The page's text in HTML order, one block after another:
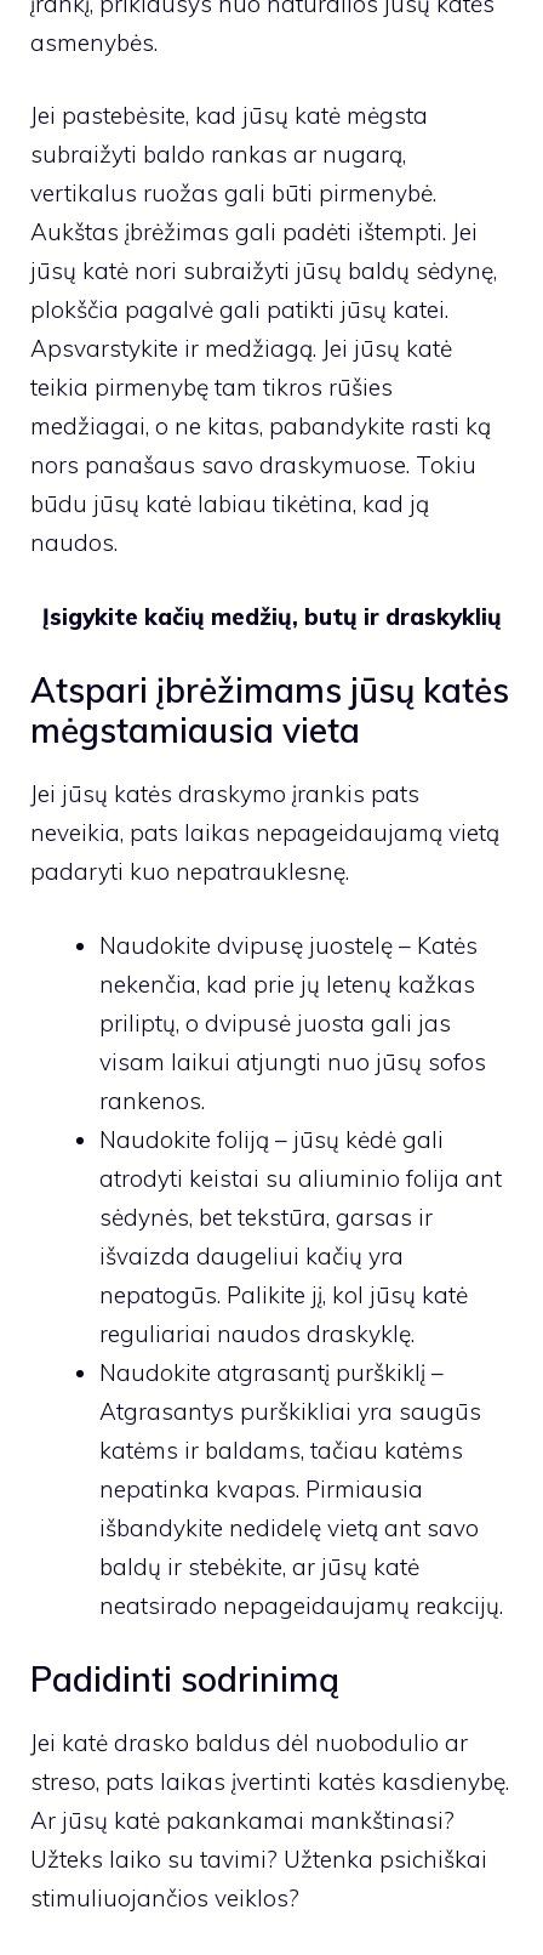
asmenybės.
Jei pastebėsite, kad jūsų katė mėgsta
subraižyti baldo rankas ar nugarą,
vertikalus ruožas gali būti pirmenybė.
Aukštas įbrėžimas gali padėti ištempti. Jei
jūsų katė nori subraižyti jūsų baldų sėdynę,
plokščia pagalvė gali patikti jūsų katei.
Apsvarstykite ir medžiagą. Jei jūsų katė
teikia pirmenybę tam tikros rūšies
medžiagai, o ne kitas, pabandykite rasti ką
nors panašaus savo draskymuose. Tokiu
būdu jūsų katė labiau tikėtina, kad ją
naudos.
Įsigykite kačių medžių, butų ir draskyklių
Atspari įbrėžimams jūsų katės
mėgstamiausia vieta
Jei jūsų katės draskymo įrankis pats
neveikia, pats laikas nepageidaujamą vietą
padaryti kuo nepatrauklesnę.
Naudokite dvipusę juostelę – Katės
nekenčia, kad prie jų letenų kažkas
priliptų, o dvipusė juosta gali jas
visam laikui atjungti nuo jūsų sofos
rankenos.
Naudokite foliją – jūsų kėdė gali
atrodyti keistai su aliuminio folija ant
sėdynės, bet tekstūra, garsas ir
išvaizda daugeliui kačių yra
nepatogūs. Palikite jį, kol jūsų katė
reguliariai naudos draskyklę.
Naudokite atgrasantį purškiklį –
Atgrasantys purškikliai yra saugūs
katėms ir baldams, tačiau katėms
nepatinka kvapas. Pirmiausia
išbandykite nedidelę vietą ant savo
baldų ir stebėkite, ar jūsų katė
neatsirado nepageidaujamų reakcijų.
Padidinti sodrinimą
Jei katė drasko baldus dėl nuobodulio ar
streso, pats laikas įvertinti katės kasdienybę.
Ar jūsų katė pakankamai mankštinasi?
Užteks laiko su tavimi? Užtenka psichiškai
stimuliuojančios veiklos?